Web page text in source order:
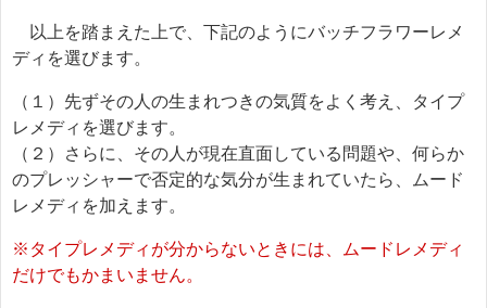
以上を踏まえた上で、下記のようにバッチフラワーレメ
ディを選びます。
（１）先ずその人の生まれつきの気質をよく考え、タイプ
レメディを選びます。
（２）さらに、その人が現在直面している問題や、何らか
のプレッシャーで否定的な気分が生まれていたら、ムード
レメディを加えます。
※タイプレメディが分からないときには、ムードレメディ
だけでもかまいません。